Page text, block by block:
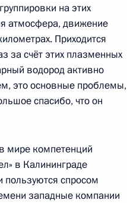
на этих
атмосфера, движение
Приходится
за счёт этих плазменных
водород активно
это основные проблемы,
спасибо, что он
мире компетенций
в Калининграде
пользуются спросом
западные компании